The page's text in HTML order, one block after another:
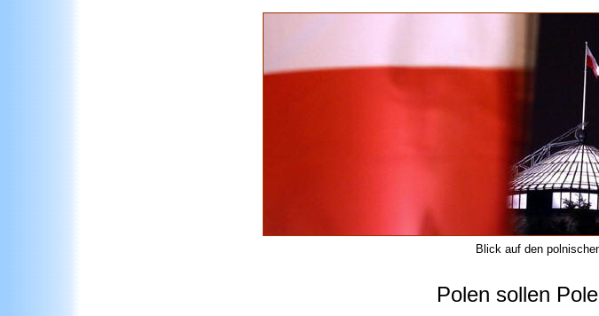
Blick auf den
Polen sollen